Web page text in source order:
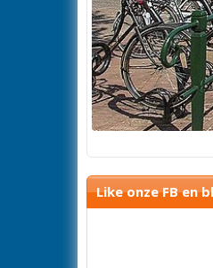
Like onze FB en